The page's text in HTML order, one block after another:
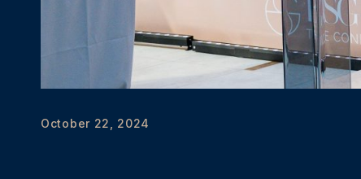
October 22, 2024